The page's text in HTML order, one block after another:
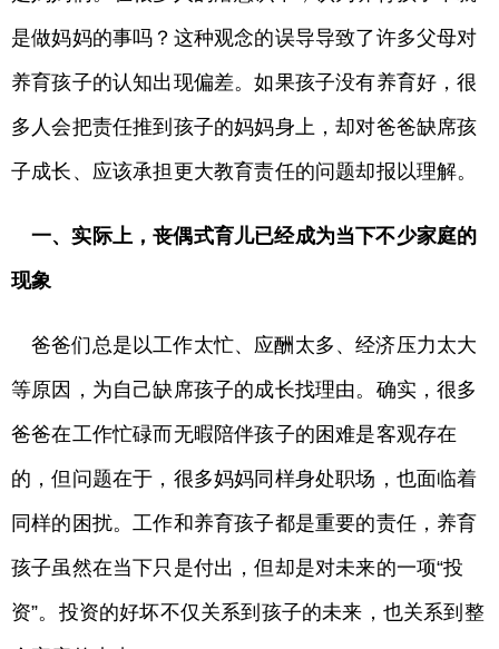
是做妈妈的事吗？这种观念的误导导致了许多父母对
养育孩子的认知出现偏差。如果孩子没有养育好，很
多人会把责任推到孩子的妈妈身上，却对爸爸缺席孩
子成长、应该承担更大教育责任的问题却报以理解。
一、实际上，丧偶式育儿已经成为当下不少家庭的
现象
爸爸们总是以工作太忙、应酬太多、经济压力太大
等原因，为自己缺席孩子的成长找理由。确实，很多
爸爸在工作忙碌而无暇陪伴孩子的困难是客观存在
的，但问题在于，很多妈妈同样身处职场，也面临着
同样的困扰。工作和养育孩子都是重要的责任，养育
孩子虽然在当下只是付出，但却是对未来的一项“投
资”。投资的好坏不仅关系到孩子的未来，也关系到整